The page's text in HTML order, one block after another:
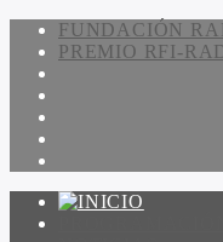
FUNDACIÓN
PREMIO RFI-